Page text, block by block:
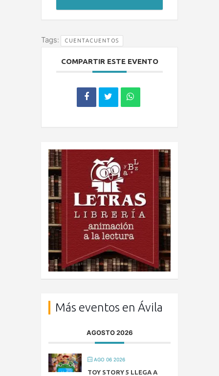
Tags: CUENTACUENTOS
COMPARTIR ESTE EVENTO
Más eventos en Ávila
AGOSTO 2026
AGO 06 2026
TOY STORY 5 LLEGA A